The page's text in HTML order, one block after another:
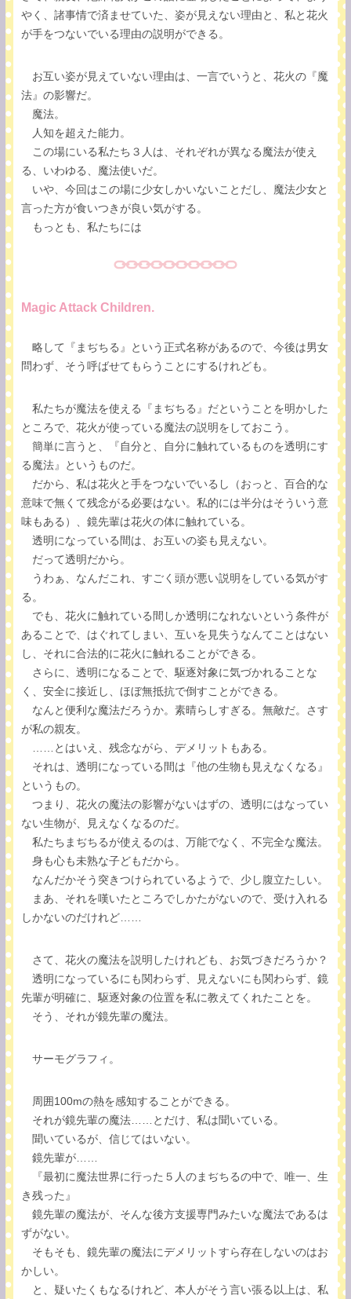
やく、諸事情で済ませていた、姿が見えない理由と、私と花火
が手をつないでいる理由の説明ができる。
お互い姿が見えていない理由は、一言でいうと、花火の『魔
法』の影響だ。
魔法。
人知を超えた能力。
この場にいる私たち３人は、それぞれが異なる魔法が使え
る、いわゆる、魔法使いだ。
いや、今回はこの場に少女しかいないことだし、魔法少女と
言った方が食いつきが良い気がする。
もっとも、私たちには
Magic Attack Children.
略して『まぢちる』という正式名称があるので、今後は男女
問わず、そう呼ばせてもらうことにするけれども。
私たちが魔法を使える『まぢちる』だということを明かした
ところで、花火が使っている魔法の説明をしておこう。
簡単に言うと、『自分と、自分に触れているものを透明にす
る魔法』というものだ。
だから、私は花火と手をつないでいるし（おっと、百合的な
意味で無くて残念がる必要はない。私的には半分はそういう意
味もある）、鏡先輩は花火の体に触れている。
透明になっている間は、お互いの姿も見えない。
だって透明だから。
うわぁ、なんだこれ、すごく頭が悪い説明をしている気がす
る。
でも、花火に触れている間しか透明になれないという条件が
あることで、はぐれてしまい、互いを見失うなんてことはない
し、それに合法的に花火に触れることができる。
さらに、透明になることで、駆逐対象に気づかれることな
く、安全に接近し、ほぼ無抵抗で倒すことができる。
なんと便利な魔法だろうか。素晴らしすぎる。無敵だ。さす
が私の親友。
……とはいえ、残念ながら、デメリットもある。
それは、透明になっている間は『他の生物も見えなくなる』
というもの。
つまり、花火の魔法の影響がないはずの、透明にはなってい
ない生物が、見えなくなるのだ。
私たちまぢちるが使えるのは、万能でなく、不完全な魔法。
身も心も未熟な子どもだから。
なんだかそう突きつけられているようで、少し腹立たしい。
まあ、それを嘆いたところでしかたがないので、受け入れる
しかないのだけれど……
さて、花火の魔法を説明したけれども、お気づきだろうか？
透明になっているにも関わらず、見えないにも関わらず、鏡
先輩が明確に、駆逐対象の位置を私に教えてくれたことを。
そう、それが鏡先輩の魔法。
サーモグラフィ。
周囲100mの熱を感知することができる。
それが鏡先輩の魔法……とだけ、私は聞いている。
聞いているが、信じてはいない。
鏡先輩が……
『最初に魔法世界に行った５人のまぢちるの中で、唯一、生
き残った』
鏡先輩の魔法が、そんな後方支援専門みたいな魔法であるは
ずがない。
そもそも、鏡先輩の魔法にデメリットすら存在しないのはお
かしい。
と、疑いたくもなるけれど、本人がそう言い張る以上は、私